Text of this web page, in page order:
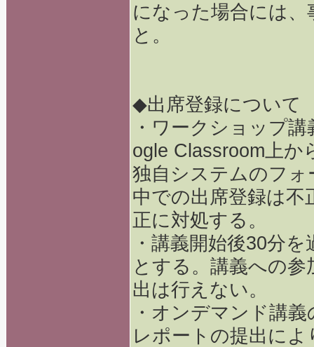
になった場合には
と。
◆出席登録について
・ワークショップ
ogle Classroom上か
独自システムのフ
中での出席登録は不
正に対処する。
・講義開始後30分
とする。講義への
出は行えない。
・オンデマンド講
レポートの提出に